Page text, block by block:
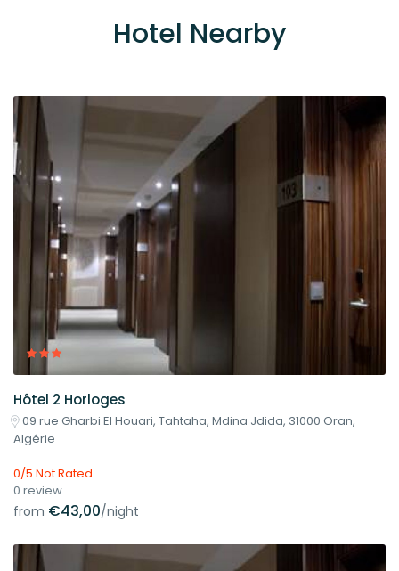
Hotel Nearby
Hôtel 2 Horloges
09 rue Gharbi El Houari, Tahtaha, Mdina Jdida, 31000 Oran,
Algérie
0/5 Not Rated
0 review
from €43,00/night